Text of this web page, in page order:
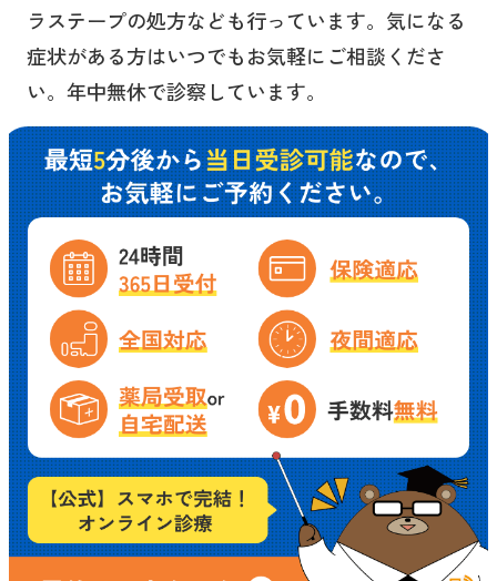
ラステープの処方なども行っています。気になる
症状がある方はいつでもお気軽にご相談くださ
い。年中無休で診察しています。